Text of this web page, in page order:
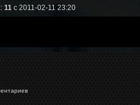
11 с 2011-02-11 23:20